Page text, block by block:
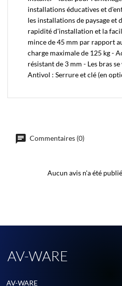
installations éducatives et
les installations de paysage
rapidité d'installation et la
mince de 45 mm par rapport
charge maximale de 125 kg -
résistant de 3 mm - Les bras
Antivol : Serrure et clé (en
Commentaires (0)
Aucun avis n'a été
AV-WARE
AV-WARE